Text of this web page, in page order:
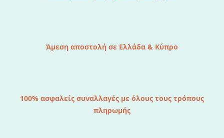
Άμεση αποστολή σε Ελλάδα & Κύπρο
100% ασφαλείς συναλλαγές με όλους τους τρόπους
πληρωμής